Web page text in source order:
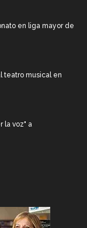
en liga mayor de
teatro musical en
la voz" a